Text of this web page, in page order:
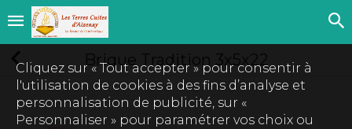
Brique Tradition 3x5x22
Cliquez sur « Tout accepter » pour consentir à
l'utilisation de cookies à des fins d’analyse et
personnalisation de publicité, sur «
Personnaliser » pour paramétrer vos choix ou